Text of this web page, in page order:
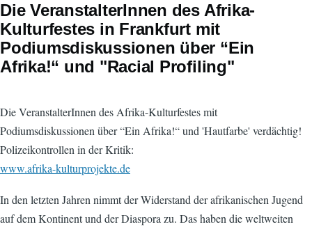
Die VeranstalterInnen des Afrika-
Kulturfestes in Frankfurt mit
Podiumsdiskussionen über “Ein
Afrika!“ und "Racial Profiling"
Die VeranstalterInnen des Afrika-Kulturfestes mit
Podiumsdiskussionen über “Ein Afrika!“ und 'Hautfarbe' verdächtig!
Polizeikontrollen in der Kritik:
www.afrika-kulturprojekte.de
In den letzten Jahren nimmt der Widerstand der afrikanischen Jugend
auf dem Kontinent und der Diaspora zu. Das haben die weltweiten